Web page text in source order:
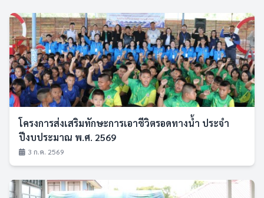
โครงการส่งเสริมทักษะการเอาชีวิตรอดทางน้ำ ประจำ
ปีงบประมาณ พ.ศ. 2569
3 ก.ค. 2569